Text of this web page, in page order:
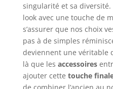
singularité et sa
look avec une touche de
s’assurer que nos choix
pas à de simples
deviennent une véritable
là que les accessoires
ajouter cette touche
de combiner l’ancien au